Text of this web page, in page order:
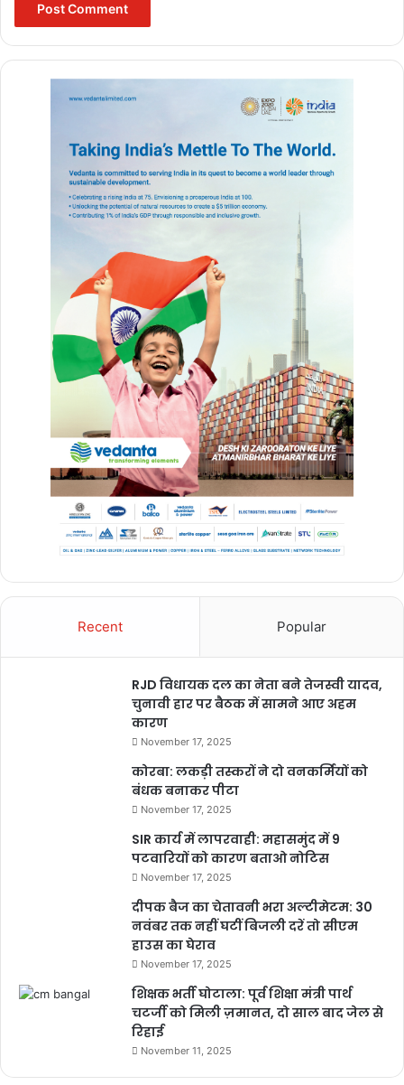
aiims recruitment
aiims rishikesh pharmacist vacancy 2022
aiims rishikesh recruitment 2022 staff nurse
aiims rishikesh recruitment data entry
operator
aiims rishikesh registration
aiims rishikesh store keeper vacancy
aiims rishikesh vacancy 12th pass
aiims rishikesh vacancy 2022
aiims rishikesh vacancy 2022 staff nurse
How can I apply for AIIMS in Rishikesh?
How many marks should I get in NEET for
AIIMS Rishikesh?
What is the salary of AIIMS Rishikesh doctor?
What rank is required for AIIMS Rishikesh?
बुलंद छत्तीसगढ़
Recent Popular
RJD विधायक दल का नेता बने तेजस्वी यादव,
चुनावी हार पर बैठक में सामने आए अहम
कारण
November 17, 2025
कोरबा: लकड़ी तस्करों ने दो वनकर्मियों को
बंधक बनाकर पीटा
November 17, 2025
SIR कार्य में लापरवाही: महासमुंद में 9
पटवारियों को कारण बताओ नोटिस
November 17, 2025
दीपक बैज का चेतावनी भरा अल्टीमेटम: 30
नवंबर तक नहीं घटीं बिजली दरें तो सीएम
हाउस का घेराव
November 17, 2025
शिक्षक भर्ती घोटाला: पूर्व शिक्षा मंत्री पार्थ
चटर्जी को मिली ज़मानत, दो साल बाद जेल से
रिहाई
November 11, 2025